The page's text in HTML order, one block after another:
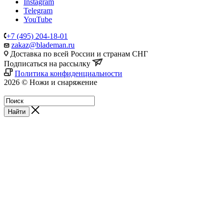
Telegram
YouTube
+7 (495) 204-18-01
zakaz@blademan.ru
Доставка по всей России и странам СНГ
Подписаться на рассылку
Политика конфиденциальности
2026 © Ножи и снаряжение
Найти